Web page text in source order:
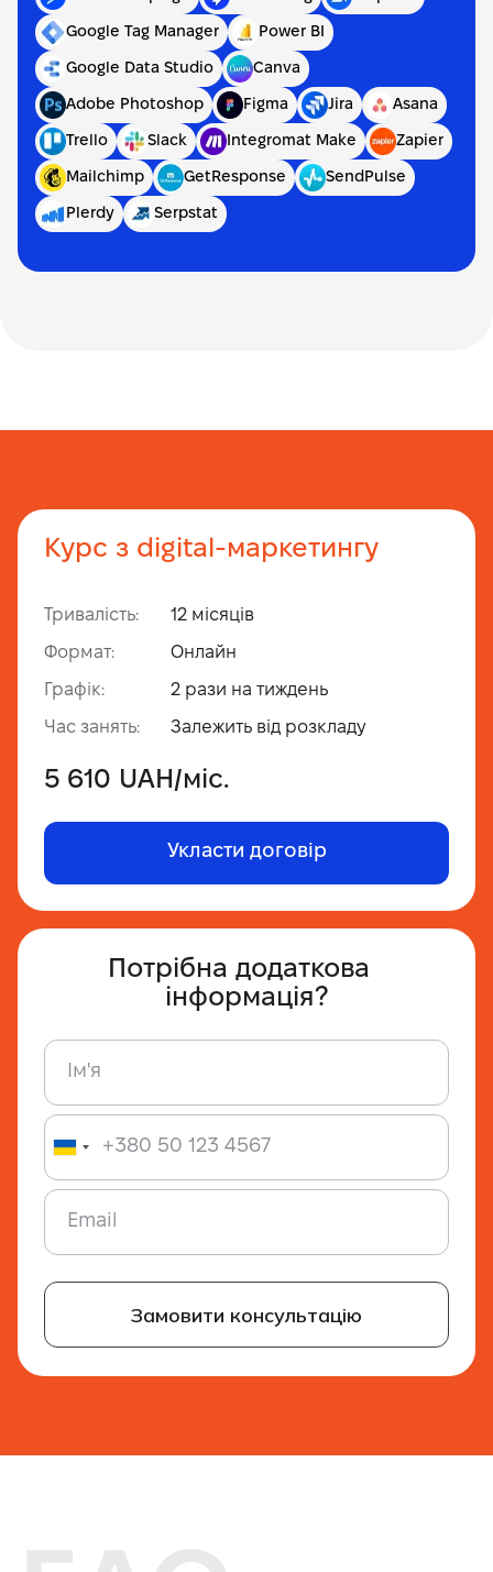
Asana
Google Tag Manager Power BI
Canva
Google Data Studio
Adobe Photoshop Figma Jira
Slack Integromat Make Zapier
Mailchimp GetResponse SendPulse
Plerdy
Trello
Serpstat
Курс з digital-маркетингу
Тривалість: 12 місяців
Формат: Онлайн
Графік: 2 рази на тиждень
Час занять: Залежить від розкладу
5 610 UAH /міс.
Укласти договір
Потрібна додаткова
інформація?
Замовити консультацію